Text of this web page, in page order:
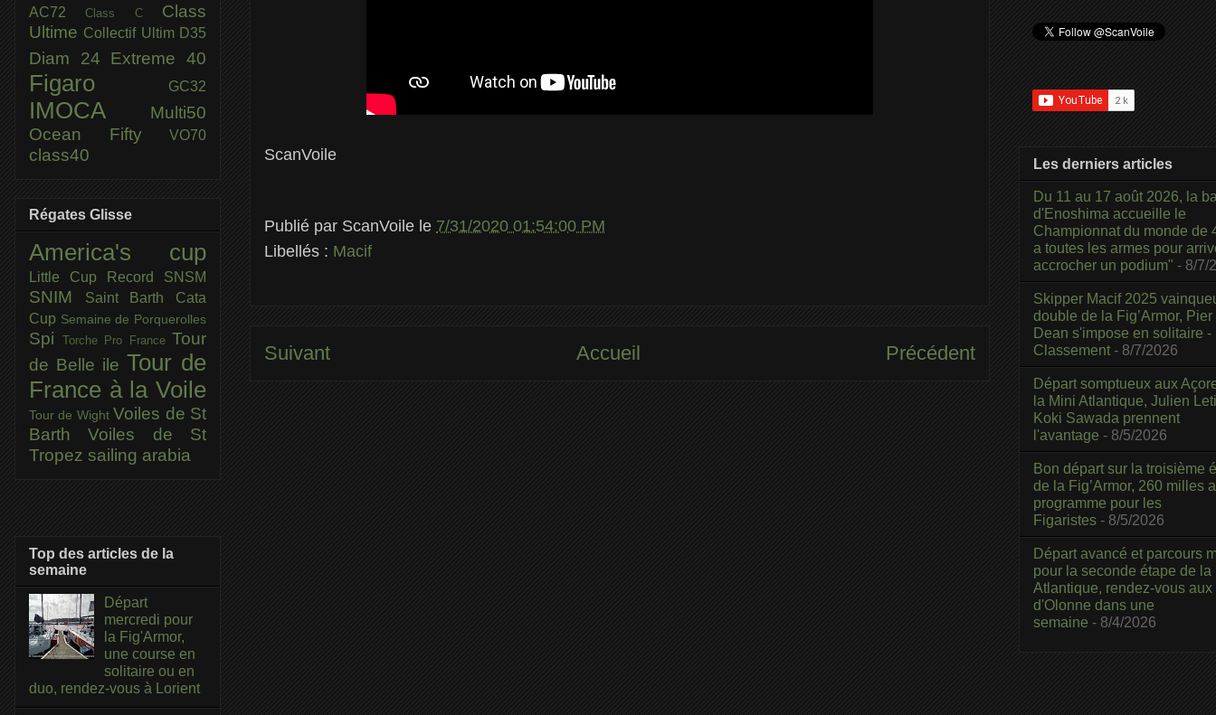
ScanVoile
Publié par ScanVoile le 7/31/2020 01:54:00 PM
Libellés : Macif
Suivant Précédent
Accueil
AC72Class C Class
Ultime Collectif Ultim D35
Diam 24 Extreme 40
Figaro GC32
IMOCA
Multi50
Ocean Fifty
VO70
class40
Régates Glisse
America's cup
Little Cup Record SNSM
SNIM
Saint Barth Cata
Cup Semaine de Porquerolles
Spi Torche Pro France Tour
de Belle ile Tour de
France à la Voile
Tour de Wight Voiles de St
BarthVoiles de St
Tropez sailing arabia
Top des articles de la
semaine
Départ
mercredi pour
la Fig'Armor,
une course en
solitaire ou en
duo, rendez-vous à Lorient
Les derniers articles
Du 11 au 17 août 2026, la
d'Enoshima accueille le
Championnat du monde de
a toutes les armes pour
accrocher un podium" - 8/7/
Skipper Macif 2025
double de la Fig’Armor,
Dean s'impose en solitaire -
Classement - 8/7/2026
Départ somptueux aux
la Mini Atlantique, Julien
Koki Sawada prennent
l'avantage - 8/5/2026
Bon départ sur la troisième
de la Fig’Armor, 260 milles
programme pour les
Figaristes - 8/5/2026
Départ avancé et parcours
pour la seconde étape de la
Atlantique, rendez-vous
d'Olonne dans une
semaine - 8/4/2026